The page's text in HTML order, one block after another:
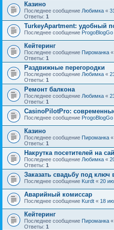
Казино
Последнее сообщение Любимка «
Ответы: 1
TurkeyApartment: удобный
Последнее сообщение ProgoBlogGo
Кейтеринг
Последнее сообщение Пироманка «
Ответы: 1
Раздвижные перегородки
Последнее сообщение Любимка «
Ответы: 1
Ремонт балкона
Последнее сообщение Любимка «
Ответы: 1
CasinoPilotPro:
Последнее сообщение ProgoBlogGo
Казино
Последнее сообщение Пироманка «
Ответы: 1
Накрутка посетителей на
Последнее сообщение Любимка «
Ответы: 1
Заказать свадьбу под ключ
Последнее сообщение Kurdt « 20
Аварийный комиссар
Последнее сообщение Kurdt « 18
Кейтеринг
Последнее сообщение Пироманка «
Ответы: 1